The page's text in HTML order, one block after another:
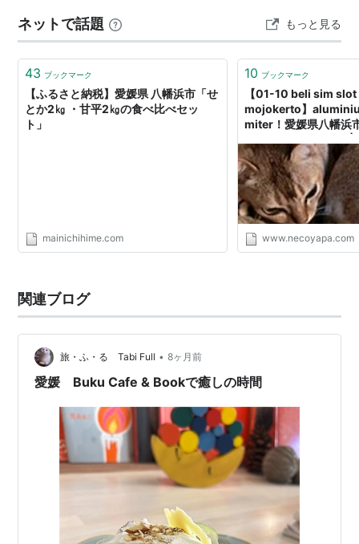
行っており、平和のＤＶＤ視聴や学習を実施している」
「署名や意見書については町とし…
ネットで話題 もっと見る
43 ブックマーク
【ふるさと納税】愛媛県 八幡浜市「せ
とか2㎏ ・甘平2㎏の食べ比べセッ
ト」
mainichihime.com
10 ブックマーク
【01-10 beli sim
mojokerto】
miter！愛媛県八幡浜
slot・
www.necoyapa.com
関連ブログ
旅・ふ・る Tabi Full • 8ヶ月前
愛媛 Buku Cafe & Bookで癒しの時間